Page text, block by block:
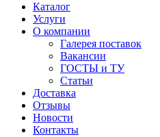
Каталог
Услуги
О компании
Галерея поставок
Вакансии
ГОСТЫ и ТУ
Статьи
Доставка
Отзывы
Новости
Контакты